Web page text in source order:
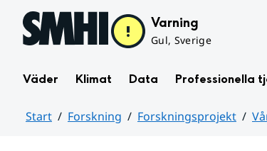
Hoppa till sidans innehåll Varning
Gul, Sverige
Väder Klimat Data Professionella
Start Forskning Forskningsprojekt